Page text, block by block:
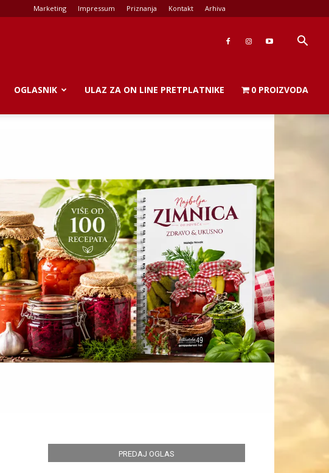
Marketing Impressum Priznanja Kontakt Arhiva
OGLASNIK ULAZ ZA ON LINE PRETPLATNIKE 0 PROIZVODA
PREDAJ OGLAS